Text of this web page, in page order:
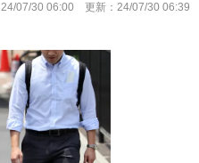
24/07/30 06:00 更新： 24/07/30 06:39